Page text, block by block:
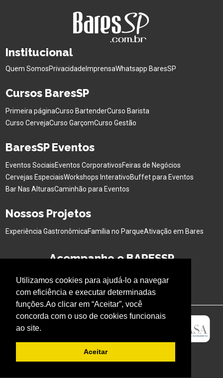
Utilizamos cookies para ajudá-lo a navegar
com eficiência e executar determinadas
funções.Ao clicar em “Aceitar”, você
concorda com o uso de cookies funcionais
ao site.
Aceitar
Institucional
Quem SomosPrivacidade ImprensaWhatsapp BaresSP
Cursos BaresSP
Primeira páginaCurso BartenderCurso Barista
Curso CervejaCurso GarçomCurso Gestão
BaresSP Eventos
Eventos SociaisEventos CorporativosFeiras de Negócios
Cervejas EspeciaisWorkshops InterativoBuffet para Eventos
Bar Nas AlturasCaminhão para Eventos
Nossos Projetos
Experiência GastronômicaFamília no ParqueAtivação em Bares
Acompanhe o BARESSP